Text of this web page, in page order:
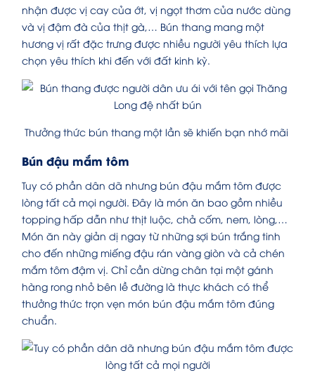
nhận được vị cay của ớt, vị ngọt thơm của nước dùng
và vị đậm đà của thịt gà,… Bún thang mang một
hương vị rất đặc trưng được nhiều người yêu thích lựa
chọn yêu thích khi đến với đất kinh kỳ.
Thưởng thức bún thang một lần sẽ khiến bạn nhớ mãi
Bún đậu mắm tôm
Tuy có phần dân dã nhưng bún đậu mắm tôm được
lòng tất cả mọi người. Đây là món ăn bao gồm nhiều
topping hấp dẫn như thịt luộc, chả cốm, nem, lòng,…
Món ăn này giản dị ngay từ những sợi bún trắng tinh
cho đến những miếng đậu rán vàng giòn và cả chén
mắm tôm đậm vị. Chỉ cần dừng chân tại một gánh
hàng rong nhỏ bên lề đường là thực khách có thể
thưởng thức trọn vẹn món bún đậu mắm tôm đúng
chuẩn.